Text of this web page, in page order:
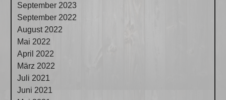
September 2023
September 2022
August 2022
Mai 2022
April 2022
März 2022
Juli 2021
Juni 2021